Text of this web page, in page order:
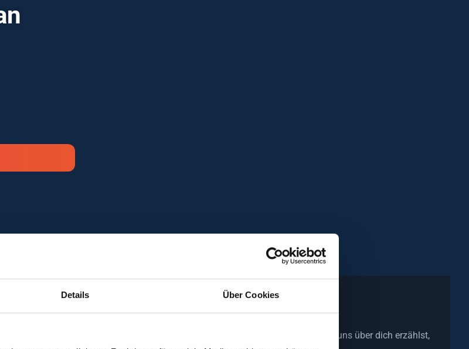
Details Über Cookies
Erstelle dein Profil
Melde dich kostenlos in nur 2 Minuten an. Je mehr du uns über dich erzählst,
desto mehr passende Umfragen erhältst du.